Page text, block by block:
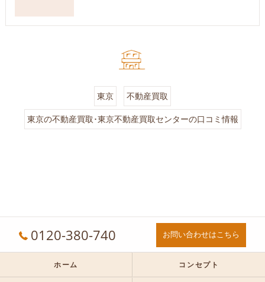
東京 不動産買取
東京の不動産買取･東京不動産買取センターの口コミ情報
0120-380-740 お問い合わせはこちら
ホーム コンセプト